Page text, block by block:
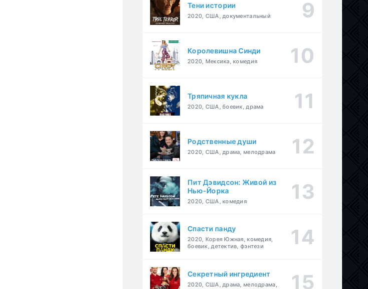
Тени истории
2020, США, документальный
Королевишна Синди
2020, Мексика, комедия
Тряпичная кукла
2020, США, боевик, драма
Родственные души
2020, США, драма, мелодрама
Пит Дэвидсон: Живой из
Нью-Йорка
2020, США, комедия
Спасти панду
2020, Корея Южная, комедия,
боевик, детектив, фэнтези
Секретный ингредиент
2020, США, драма, мелодрама,